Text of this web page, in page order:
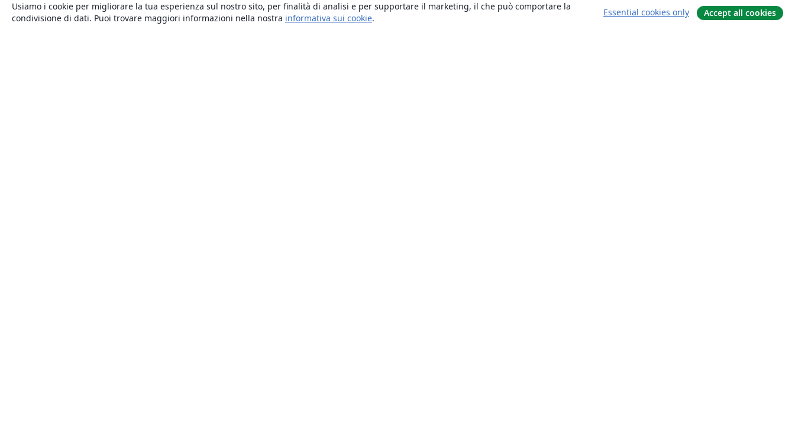
Usiamo i cookie per migliorare la tua esperienza sul nostro sito, per finalità di analisi e per supportare il marketing, il che può comportare la
condivisione di dati. Puoi trovare maggiori informazioni nella nostra informativa sui cookie.
Essential cookies only Accept all cookies